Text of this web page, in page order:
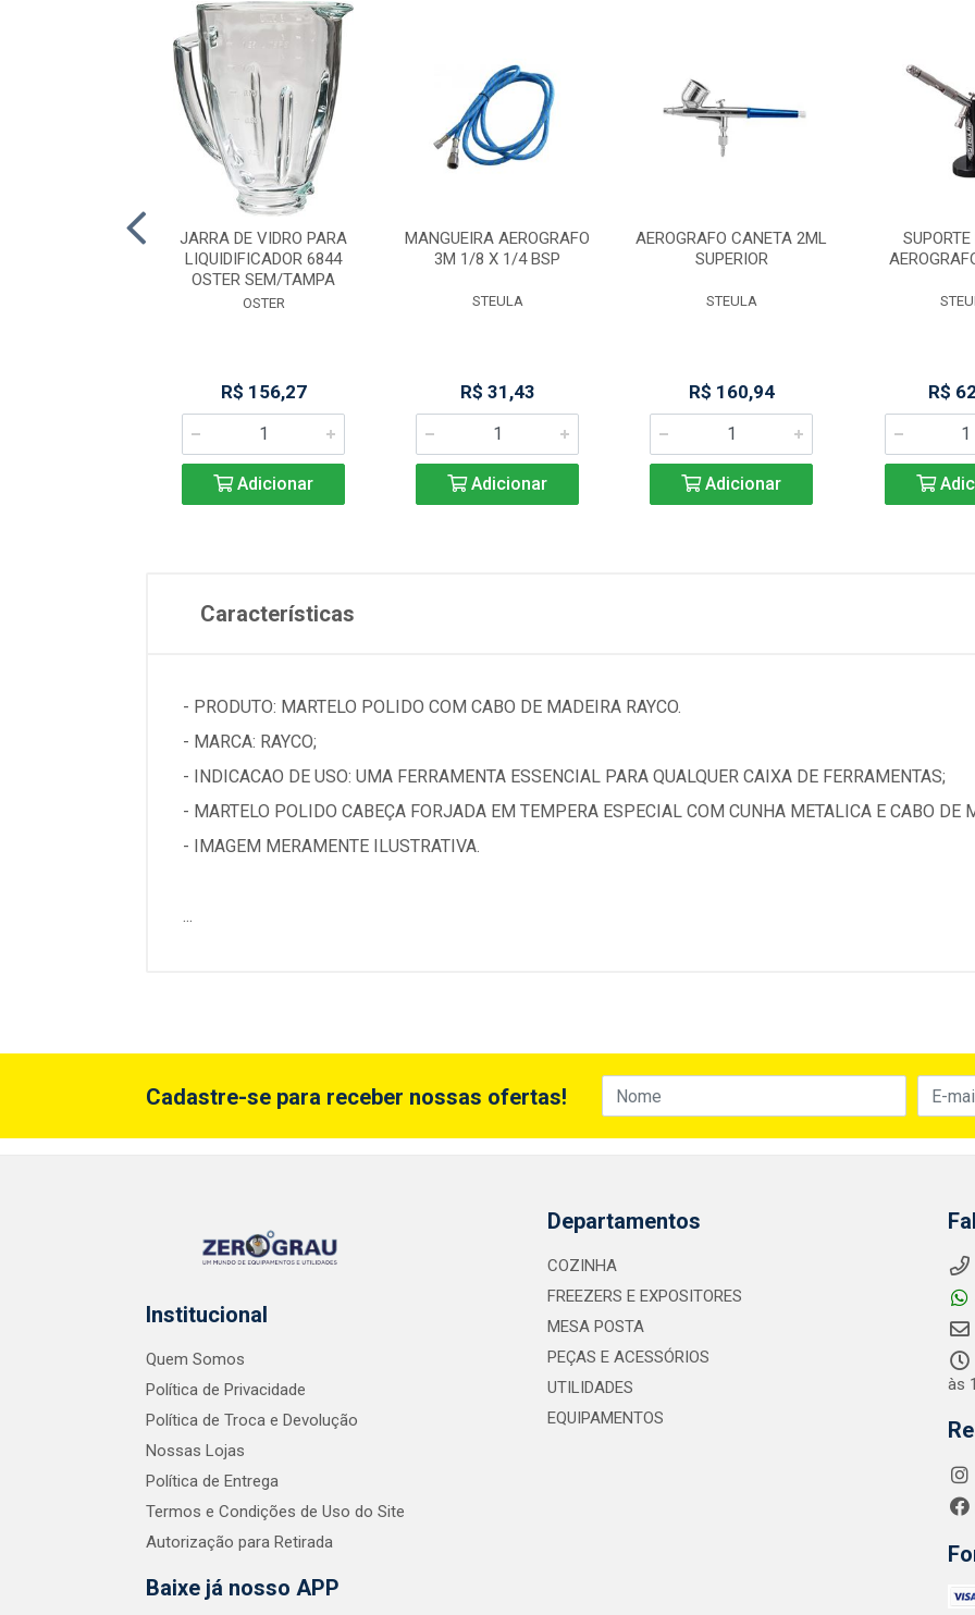
JARRA DE VIDRO PARA
LIQUIDIFICADOR 6844
OSTER SEM/TAMPA
OSTER
R$ 156,27
Adicionar
MANGUEIRA AEROGRAFO
3M 1/8 X 1/4 BSP
STEULA
R$ 31,43
Adicionar
AEROGRAFO CANETA 2ML
SUPERIOR
STEULA
R$ 160,94
Adicionar
R$
Características
- PRODUTO: MARTELO POLIDO COM CABO DE MADEIRA RAYCO.
- MARCA: RAYCO;
- INDICACAO DE USO: UMA FERRAMENTA ESSENCIAL PARA QUALQUER CAIXA DE FERRAMENTAS;
- MARTELO POLIDO CABEÇA FORJADA EM TEMPERA ESPECIAL COM CUNHA METALICA E CABO DE
- IMAGEM MERAMENTE ILUSTRATIVA.
...
Cadastre-se para receber nossas ofertas!
Institucional
Quem Somos
Política de Privacidade
Política de Troca e Devolução
Nossas Lojas
Política de Entrega
Termos e Condições de Uso do Site
Autorização para Retirada
Baixe já nosso APP
Departamentos
COZINHA
FREEZERS E EXPOSITORES
MESA POSTA
PEÇAS E ACESSÓRIOS
UTILIDADES
EQUIPAMENTOS
às